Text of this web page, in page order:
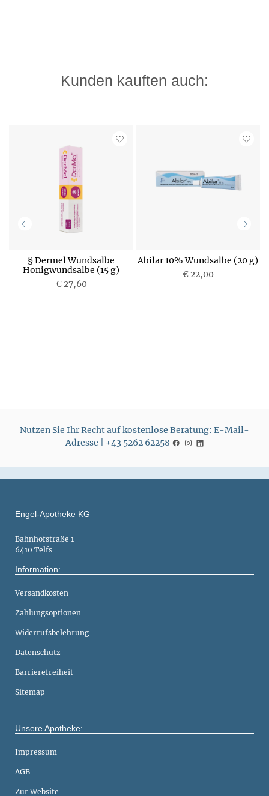
Kunden kauften auch:
§ Dermel Wundsalbe
Honigwundsalbe (15 g)
€ 27,60
Abilar 10% Wundsalbe (20 g)
€ 22,00
Nutzen Sie Ihr Recht auf kostenlose Beratung: E-Mail-
Adresse | +43 5262 62258
Engel-Apotheke KG
Bahnhofstraße 1
6410 Telfs
Information:
Versandkosten
Zahlungsoptionen
Widerrufsbelehrung
Datenschutz
Barrierefreiheit
Sitemap
Unsere Apotheke:
Impressum
AGB
Zur Website